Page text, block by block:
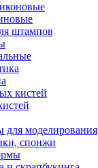
штампов
кистей
для моделирования
спонжи